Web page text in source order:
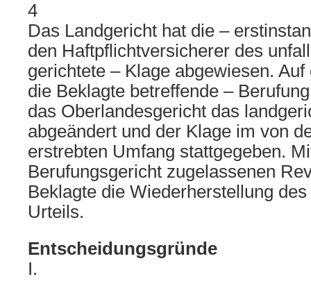
4
Das Landgericht hat die –
den Haftpflichtversicherer des
gerichtete – Klage abgewiesen.
die Beklagte betreffende –
das Oberlandesgericht das
abgeändert und der Klage im von
erstrebten Umfang stattgegeben.
Berufungsgericht zugelassenen
Beklagte die Wiederherstellung
Urteils.
Entscheidungsgründe
I.